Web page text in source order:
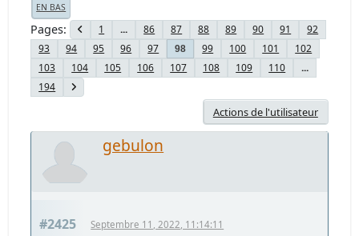
EN BAS
Pages 1 ... 86 87 88 89 90 91
92
93
94 95 96 97 98 99 100 101
102
103
104 105 106 107 108 109 110
...
194
Actions de l'utilisateur
gebulon
#2425 Septembre 11, 2022, 11:14:11